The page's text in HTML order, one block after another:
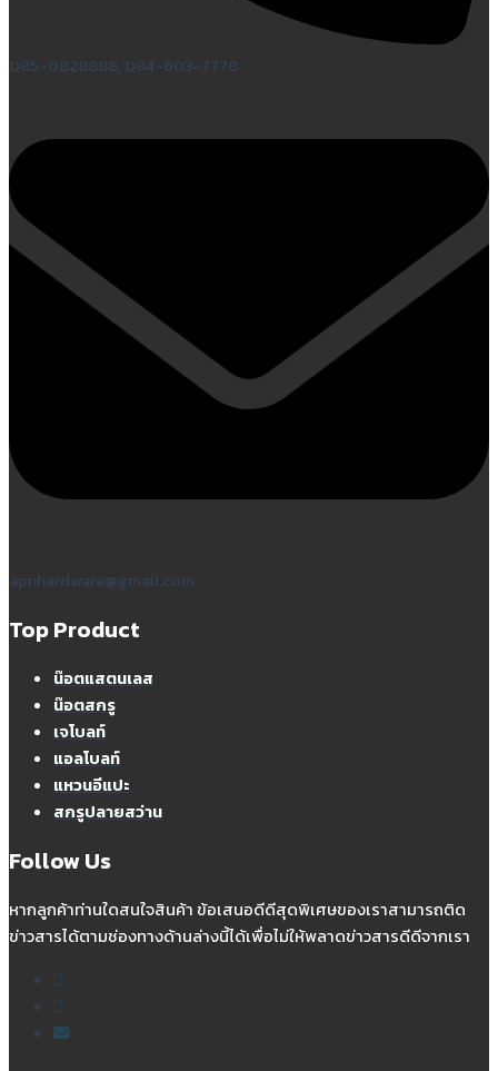
085-0828888, 084-603-7778
apnhardware@gmail.com
Top Product
น๊อตแสตนเลส
น๊อตสกรู
เจโบลท์
แอลโบลท์
แหวนอีแปะ
สกรูปลายสว่าน
Follow Us
หากลูกค้าท่านใดสนใจสินค้า ข้อเสนอดีดีสุดพิเศษของเราสามารถติด
ข่าวสารได้ตามช่องทางด้านล่างนี้ได้เพื่อไม่ให้พลาดข่าวสารดีดีจากเรา